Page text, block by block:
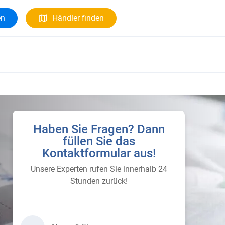
Händler finden
Haben Sie Fragen? Dann
füllen Sie das
Kontaktformular aus!
Unsere Experten rufen Sie innerhalb 24
Stunden zurück!